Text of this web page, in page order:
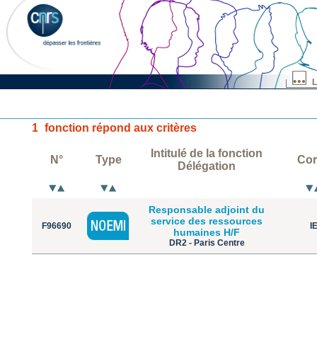
1 fonction répond aux critères
N° Type
Intitulé de la fonction
Délégation
F96690
Responsable adjoint du
service des ressources
humaines H/F
DR2 - Paris Centre
IE